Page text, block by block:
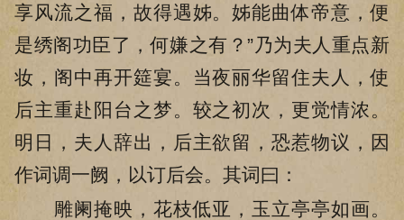
享风流之福，故得遇姊。姊能曲体帝意，便
是绣阁功臣了，何嫌之有？”乃为夫人重点新
妆，阁中再开筵宴。当夜丽华留住夫人，使
后主重赴阳台之梦。较之初次，更觉情浓。
明日，夫人辞出，后主欲留，恐惹物议，因
作词调一阙，以订后会。其词曰：
雕阑掩映，花枝低亚，玉立亭亭如画。